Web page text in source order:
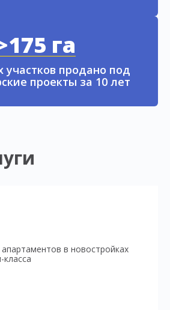
га
участков продано под
проекты за 10 лет
в новостройках